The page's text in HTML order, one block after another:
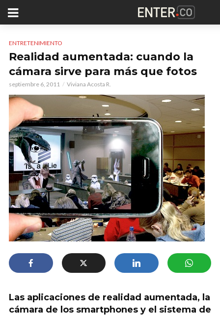
ENTRETENIMIENTO
Realidad aumentada: cuando la
cámara sirve para más que fotos
septiembre 6, 2011 Viviana Acosta R.
Las aplicaciones de realidad aumentada, la
cámara de los smartphones y el sistema de